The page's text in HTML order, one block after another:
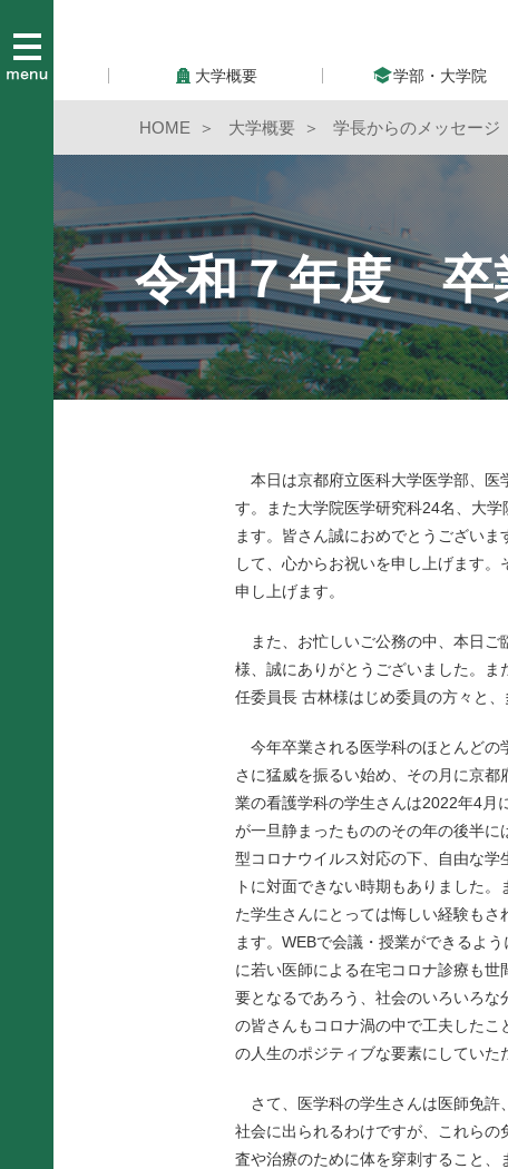
大学概要 学部・大学院
HOME 大学概要 学長からのメッセージ
令和７年度 卒
本日は京都府立医科大学医学部、医
す。また大学院医学研究科24名、大
ます。皆さん誠におめでとうござい
して、心からお祝いを申し上げます
申し上げます。
また、お忙しいご公務の中、本日ご
様、誠にありがとうございました。
任委員長 古林様はじめ委員の方々と
今年卒業される医学科のほとんどの
さに猛威を振るい始め、その月に京
業の看護学科の学生さんは2022年4月
が一旦静まったもののその年の後半
型コロナウイルス対応の下、自由な
トに対面できない時期もありました
た学生さんにとっては悔しい経験も
ます。WEBで会議・授業ができるよ
に若い医師による在宅コロナ診療も
要となるであろう、社会のいろいろ
の皆さんもコロナ渦の中で工夫した
の人生のポジティブな要素にしていた
さて、医学科の学生さんは医師免許
社会に出られるわけですが、これら
査や治療のために体を穿刺すること